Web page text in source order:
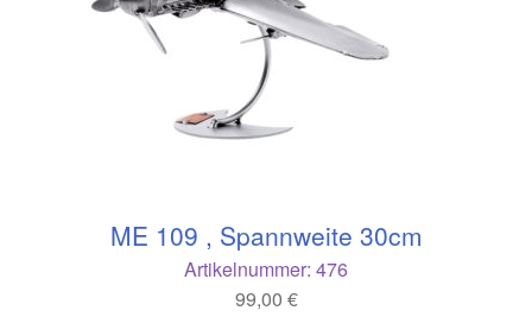
ME 109 , Spannweite 30cm
Artikelnummer: 476
99,00 €